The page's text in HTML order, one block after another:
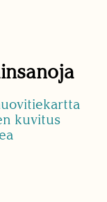
kuvitus